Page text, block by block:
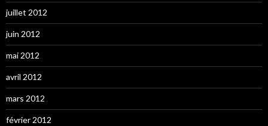
juillet 2012
juin 2012
mai 2012
avril 2012
mars 2012
février 2012